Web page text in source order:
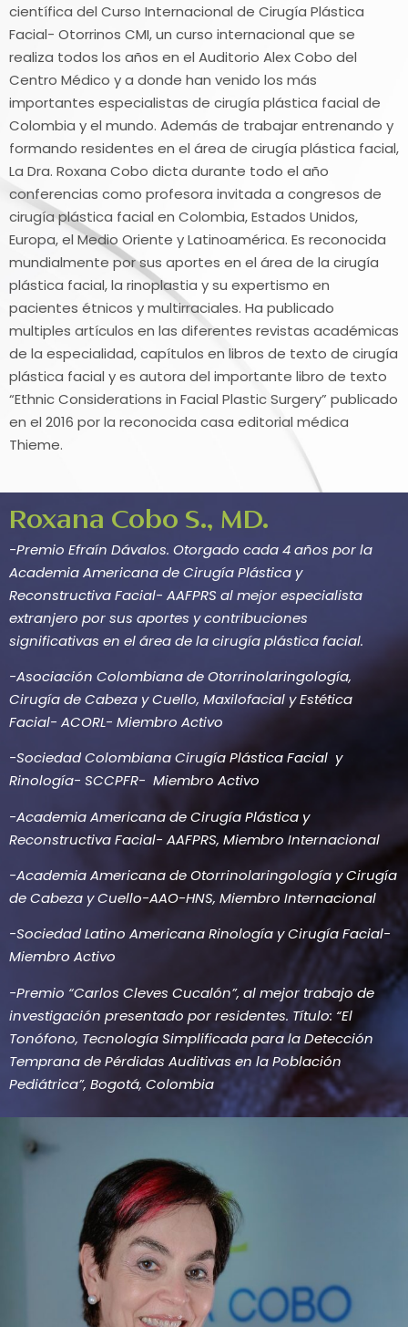
científica del Curso Internacional de Cirugía Plástica
Facial- Otorrinos CMI, un curso internacional que se
realiza todos los años en el Auditorio Alex Cobo del
Centro Médico y a donde han venido los más
importantes especialistas de cirugía plástica facial de
Colombia y el mundo. Además de trabajar entrenando y
formando residentes en el área de cirugía plástica facial,
La Dra. Roxana Cobo dicta durante todo el año
conferencias como profesora invitada a congresos de
cirugía plástica facial en Colombia, Estados Unidos,
Europa, el Medio Oriente y Latinoamérica. Es reconocida
mundialmente por sus aportes en el área de la cirugía
plástica facial, la rinoplastia y su expertismo en
pacientes étnicos y multirraciales. Ha publicado
multiples artículos en las diferentes revistas académicas
de la especialidad, capítulos en libros de texto de cirugía
plástica facial y es autora del importante libro de texto
“Ethnic Considerations in Facial Plastic Surgery” publicado
en el 2016 por la reconocida casa editorial médica
Thieme.
Roxana Cobo S., MD.
-Premio Efraín Dávalos. Otorgado cada 4 años por la
Academia Americana de Cirugía Plástica y
Reconstructiva Facial- AAFPRS al mejor especialista
extranjero por sus aportes y contribuciones
significativas en el área de la cirugía plástica facial.
-Asociación Colombiana de Otorrinolaringología,
Cirugía de Cabeza y Cuello, Maxilofacial y Estética
Facial- ACORL- Miembro Activo
-Sociedad Colombiana Cirugía Plástica Facial y
Rinología- SCCPFR- Miembro Activo
-Academia Americana de Cirugía Plástica y
Reconstructiva Facial- AAFPRS, Miembro Internacional
-Academia Americana de Otorrinolaringología y Cirugía
de Cabeza y Cuello-AAO-HNS, Miembro Internacional
-Sociedad Latino Americana Rinología y Cirugía Facial-
Miembro Activo
-Premio “Carlos Cleves Cucalón”, al mejor trabajo de
investigación presentado por residentes. Título: “El
Tonófono, Tecnología Simplificada para la Detección
Temprana de Pérdidas Auditivas en la Población
Pediátrica”, Bogotá, Colombia